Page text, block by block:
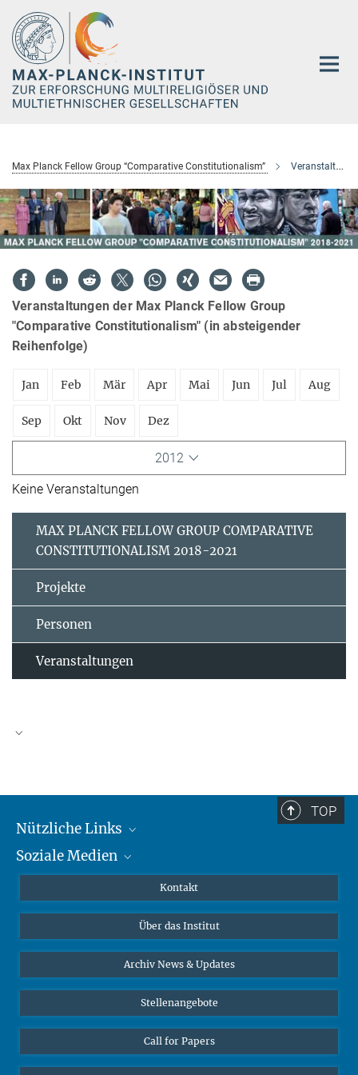
Hauptinhalt
Max Planck Fellow Group “Comparative Constitutionalism” Veranstaltungen
Veranstaltungen der Max Planck Fellow Group
"Comparative Constitutionalism" (in absteigender
Reihenfolge)
Jan Feb Mär Apr Mai Jun Jul Aug
Sep Okt Nov Dez
2012
Keine Veranstaltungen
MAX PLANCK FELLOW GROUP COMPARATIVE
CONSTITUTIONALISM 2018-2021
Projekte
Personen
Veranstaltungen
TOP
Nützliche Links
MMG Alumni Corner
Online-Vorträge
Interviews zum Thema "Diversity"
Soziale Medien
Bluesky
Kontakt
Über das Institut
Archiv News & Updates
Stellenangebote
Call for Papers